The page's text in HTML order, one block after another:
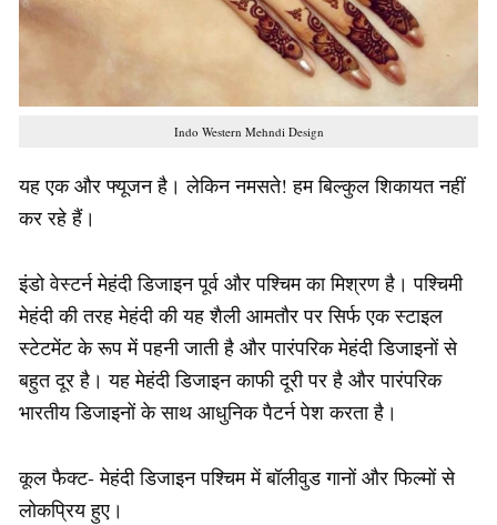
Indo Western Mehndi Design
यह एक और फ्यूजन है। लेकिन नमसते! हम बिल्कुल शिकायत नहीं
कर रहे हैं।
इंडो वेस्टर्न मेहंदी डिजाइन पूर्व और पश्चिम का मिश्रण है। पश्चिमी
मेहंदी की तरह मेहंदी की यह शैली आमतौर पर सिर्फ एक स्टाइल
स्टेटमेंट के रूप में पहनी जाती है और पारंपरिक मेहंदी डिजाइनों से
बहुत दूर है। यह मेहंदी डिजाइन काफी दूरी पर है और पारंपरिक
भारतीय डिजाइनों के साथ आधुनिक पैटर्न पेश करता है।
कूल फैक्ट- मेहंदी डिजाइन पश्चिम में बॉलीवुड गानों और फिल्मों से
लोकप्रिय हुए।